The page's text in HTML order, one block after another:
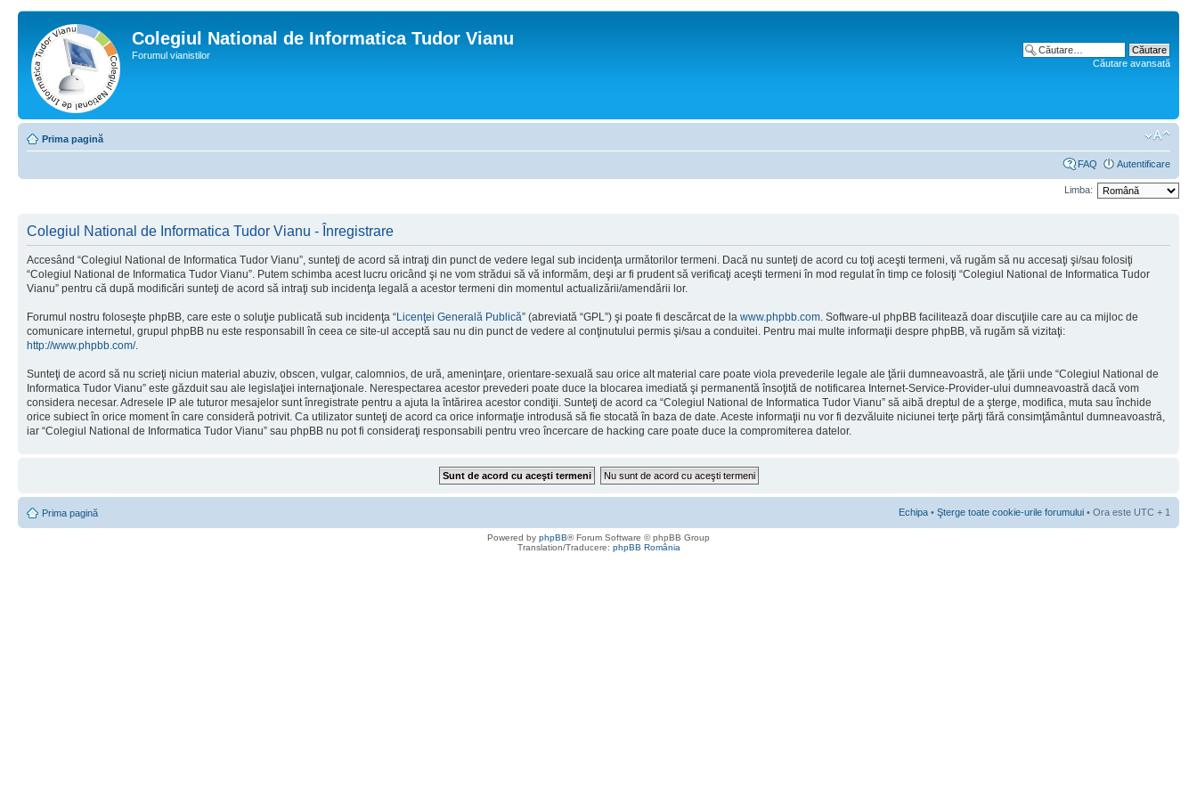
Colegiul National de Informatica Tudor Vianu
Forumul vianistilor
Căutare avansată
Prima pagină
FAQ Autentificare
Limba:
Colegiul National de Informatica Tudor Vianu - Înregistrare
Accesând “Colegiul National de Informatica Tudor Vianu”, sunteţi de acord să intraţi din punct de vedere legal sub incidenţa următorilor termeni. Dacă nu sunteţi de acord cu toţi aceşti termeni, vă rugăm să nu accesaţi şi/sau folosiţi
“Colegiul National de Informatica Tudor Vianu”. Putem schimba acest lucru oricând şi ne vom strădui să vă informăm, deşi ar fi prudent să verificaţi aceşti termeni în mod regulat în timp ce folosiţi “Colegiul National de Informatica Tudor
Vianu” pentru că după modificări sunteţi de acord să intraţi sub incidenţa legală a acestor termeni din momentul actualizării/amendării lor.
Forumul nostru foloseşte phpBB, care este o soluţie publicată sub incidenţa “Licenţei Generală Publică” (abreviată “GPL”) şi poate fi descărcat de la www.phpbb.com . Software-ul phpBB facilitează doar discuţiile care au ca mijloc de
comunicare internetul, grupul phpBB nu este responsabill în ceea ce site-ul acceptă sau nu din punct de vedere al conţinutului permis şi/sau a conduitei. Pentru mai multe informaţii despre phpBB, vă rugăm să vizitaţi:
http://www.phpbb.com/.
Sunteţi de acord să nu scrieţi niciun material abuziv, obscen, vulgar, calomnios, de ură, ameninţare, orientare-sexuală sau orice alt material care poate viola prevederile legale ale ţării dumneavoastră, ale ţării unde “Colegiul National de
Informatica Tudor Vianu” este găzduit sau ale legislaţiei internaţionale. Nerespectarea acestor prevederi poate duce la blocarea imediată şi permanentă însoţită de notificarea Internet-Service-Provider-ului dumneavoastră dacă vom
considera necesar. Adresele IP ale tuturor mesajelor sunt înregistrate pentru a ajuta la întărirea acestor condiţii. Sunteţi de acord ca “Colegiul National de Informatica Tudor Vianu” să aibă dreptul de a şterge, modifica, muta sau închide
orice subiect în orice moment în care consideră potrivit. Ca utilizator sunteţi de acord ca orice informaţie introdusă să fie stocată în baza de date. Aceste informaţii nu vor fi dezvăluite niciunei terţe părţi fără consimţământul dumneavoastră,
iar “Colegiul National de Informatica Tudor Vianu” sau phpBB nu pot fi consideraţi responsabili pentru vreo încercare de hacking care poate duce la compromiterea datelor.
Prima pagină Echipa • Şterge toate cookie-urile forumului • Ora este UTC + 1
Powered by phpBB® Forum Software © phpBB Group
Translation/Traducere: phpBB România